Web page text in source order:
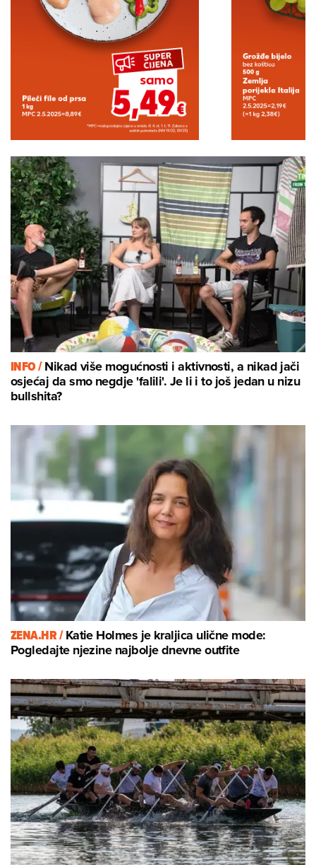
INFO /Nikad više mogućnosti i aktivnosti, a nikad jači
osjećaj da smo negdje 'falili'. Je li i to još jedan u nizu
bullshita?
ZENA.HR /Katie Holmes je kraljica ulične mode:
Pogledajte njezine najbolje dnevne outfite